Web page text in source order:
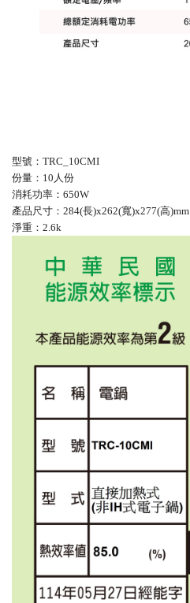
型號：TRC_10CMI
份量：10人份
消耗功率：650W
產品尺寸：284(長)x262(寬)x277(高)mm
淨重：2.6k